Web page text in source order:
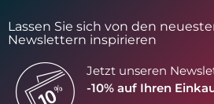
Lassen Sie sich von den
Newslettern inspirieren
Jetzt unseren
-10% auf Ihren